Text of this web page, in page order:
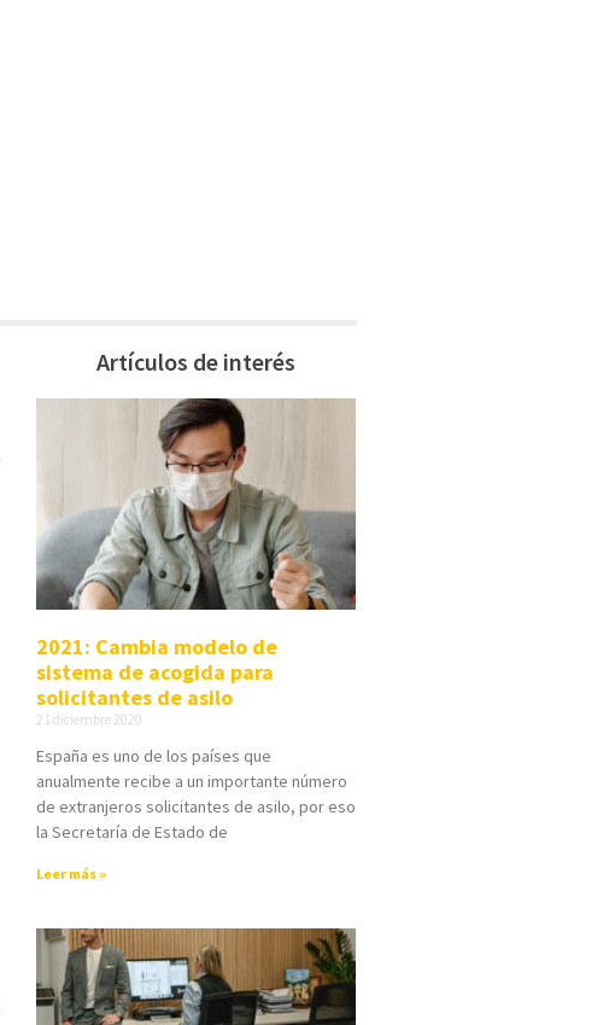
Artículos de interés
2021: Cambia modelo de
sistema de acogida para
solicitantes de asilo
21 diciembre 2020
España es uno de los países que
anualmente recibe a un importante número
de extranjeros solicitantes de asilo, por eso
la Secretaría de Estado de
Leer más »